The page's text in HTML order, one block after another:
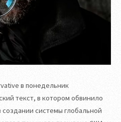
в понедельник
текст, в котором обвинило
системы глобальной